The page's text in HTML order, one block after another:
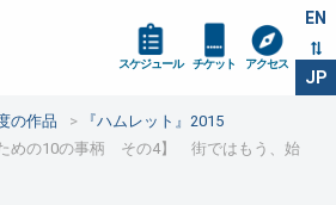
EN
JP
スケジュール チケット アクセス
の作品
『ハムレット』2015
ための10の事柄 その4】 街ではもう、始